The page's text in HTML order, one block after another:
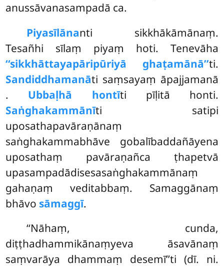
anussāvanasampadā ca.
Piyasīlānanti sikkhākāmānaṃ.
Tesañhi sīlaṃ piyaṃ hoti. Tenevāha
‘‘sikkhāttayapāripūriyā ghaṭamānā’’ti.
Sandiddhamanāti saṃsayaṃ āpajjamanā
. Ubbaḷhā hontīti pīḷitā honti.
Saṅghakammānīti satipi
uposathapavāraṇānaṃ
saṅghakammabhāve gobalībaddañāyena
uposathaṃ pavāraṇañca ṭhapetvā
upasampadādisesasaṅghakammānaṃ
gahaṇaṃ veditabbaṃ. Samaggānaṃ
bhāvo sāmaggī.
‘‘Nāhaṃ, cunda,
diṭṭhadhammikānaṃyeva āsavānaṃ
saṃvarāya dhammaṃ desemī’’ti (dī. ni.